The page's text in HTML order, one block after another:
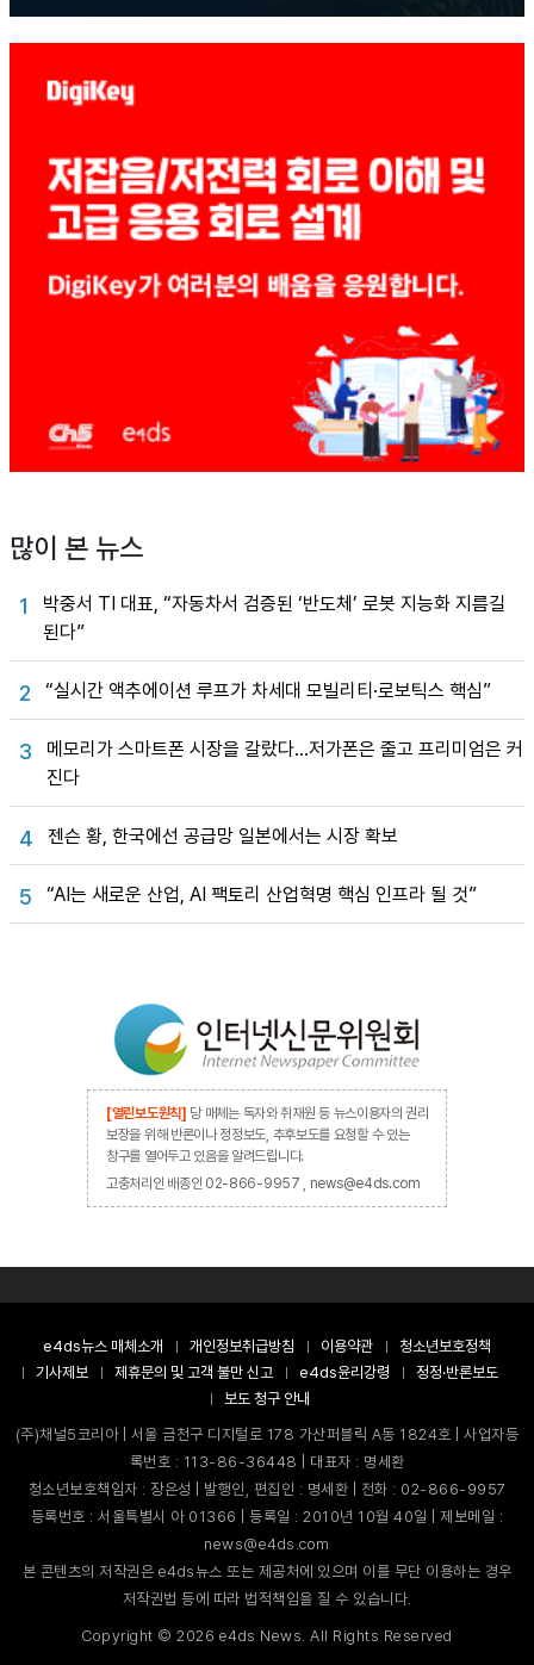
많이 본 뉴스
1
박중서 TI 대표, “자동차서 검증된 ‘반도체’ 로봇 지능화 지름길
된다”
2 “실시간 액추에이션 루프가 차세대 모빌리티·로보틱스 핵심”
3
메모리가 스마트폰 시장을 갈랐다…저가폰은 줄고 프리미엄은 커
진다
4 젠슨 황, 한국에선 공급망 일본에서는 시장 확보
5 “AI는 새로운 산업, AI 팩토리 산업혁명 핵심 인프라 될 것”
[열린보도원칙] 당 매체는 독자와 취재원 등 뉴스이용자의 권리
보장을 위해 반론이나 정정보도, 추후보도를 요청할 수 있는
창구를 열어두고 있음을 알려드립니다.
고충처리인 배종인 02-866-9957 , news@e4ds.com
e4ds뉴스 매체소개 개인정보취급방침 이용약관
청소년보호정책
기사제보
제휴문의 및 고객 불만 신고 e4ds윤리강령
정정·반론보도
보도 청구 안내
(주)채널5코리아 | 서울 금천구 디지털로 178 가산퍼블릭 A동 1824호 | 사업자등
록번호 : 113-86-36448 | 대표자 : 명세환
청소년보호책임자 : 장은성 | 발행인, 편집인 : 명세환 | 전화 : 02-866-9957
등록번호 : 서울특별시 아 01366 | 등록일 : 2010년 10월 40일 | 제보메일 :
news@e4ds.com
본 콘텐츠의 저작권은 e4ds뉴스 또는 제공처에 있으며 이를 무단 이용하는 경우
저작권법 등에 따라 법적책임을 질 수 있습니다.
Copyright ©2026 e4ds News. All Rights Reserved